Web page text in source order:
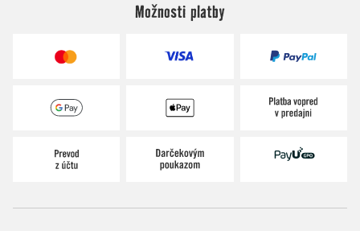
Možnosti platby